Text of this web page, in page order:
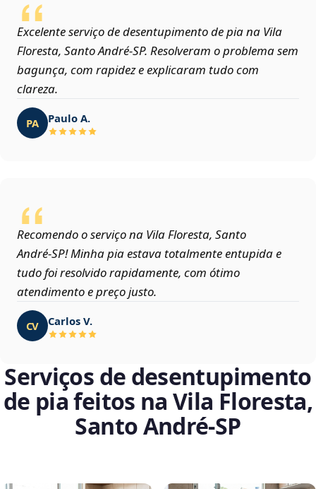
Excelente serviço de desentupimento de pia na Vila
Floresta, Santo André‑SP. Resolveram o problema sem
bagunça, com rapidez e explicaram tudo com
clareza.
PA Paulo A.
Recomendo o serviço na Vila Floresta, Santo
André‑SP! Minha pia estava totalmente entupida e
tudo foi resolvido rapidamente, com ótimo
atendimento e preço justo.
CV Carlos V.
Serviços de desentupimento
de pia feitos na Vila Floresta,
Santo André‑SP